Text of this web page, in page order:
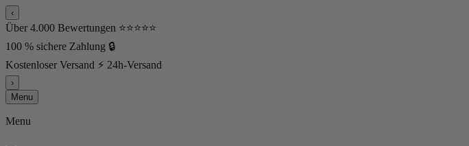
‹
Über 4.000 Bewertungen ⭐⭐⭐⭐⭐
100 % sichere Zahlung 🔒
Kostenloser Versand ⚡ 24h-Versand
›
Menu
Menu